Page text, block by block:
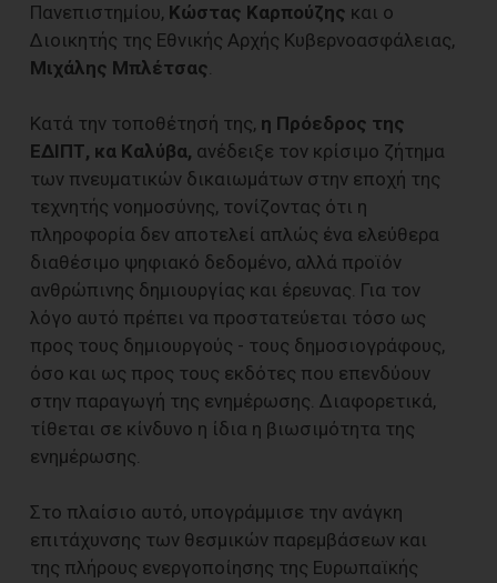
Πανεπιστημίου, Κώστας Καρπούζης και ο
Διοικητής της Εθνικής Αρχής Κυβερνοασφάλειας,
Μιχάλης Μπλέτσας.
Κατά την τοποθέτησή της, η Πρόεδρος της
ΕΔΙΠΤ, κα Καλύβα, ανέδειξε τον κρίσιμο ζήτημα
των πνευματικών δικαιωμάτων στην εποχή της
τεχνητής νοημοσύνης, τονίζοντας ότι η
πληροφορία δεν αποτελεί απλώς ένα ελεύθερα
διαθέσιμο ψηφιακό δεδομένο, αλλά προϊόν
ανθρώπινης δημιουργίας και έρευνας. Για τον
λόγο αυτό πρέπει να προστατεύεται τόσο ως
προς τους δημιουργούς - τους δημοσιογράφους,
όσο και ως προς τους εκδότες που επενδύουν
στην παραγωγή της ενημέρωσης. Διαφορετικά,
τίθεται σε κίνδυνο η ίδια η βιωσιμότητα της
ενημέρωσης.
Στο πλαίσιο αυτό, υπογράμμισε την ανάγκη
επιτάχυνσης των θεσμικών παρεμβάσεων και
της πλήρους ενεργοποίησης της Ευρωπαϊκής